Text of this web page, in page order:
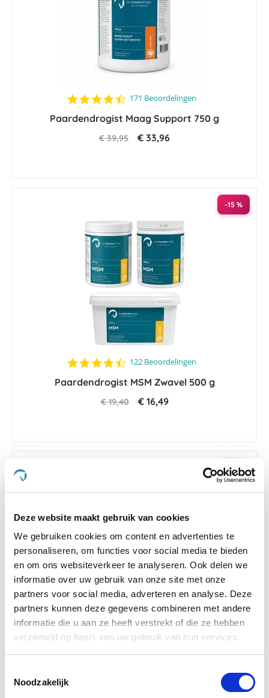
Deze website maakt gebruik van cookies
We gebruiken cookies om content en advertenties te
personaliseren, om functies voor social media te bieden
en om ons websiteverkeer te analyseren. Ook delen we
informatie over uw gebruik van onze site met onze
partners voor social media, adverteren en analyse. Deze
partners kunnen deze gegevens combineren met andere
informatie die u aan ze heeft verstrekt of die ze hebben
verzameld op basis van uw gebruik van hun services.
Noodzakelijk
4.5
rating
171 Beoordelingen
Paardendrogist Maag Support 750 g
€ 39,95 € 33,96
-15 %
4.4
rating
122 Beoordelingen
Paardendrogist MSM Zwavel 500 g
€ 19,40 € 16,49
-15 %
4.6
star
rating
329 Beoordelingen
Paardendrogist Glucosamine + MSM 900 g